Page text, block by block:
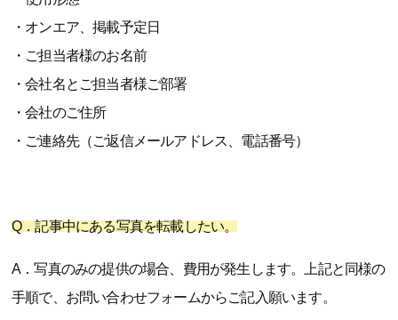
・オンエア、掲載予定日
・ご担当者様のお名前
・会社名とご担当者様ご部署
・会社のご住所
・ご連絡先（ご返信メールアドレス、電話番号）
Q．記事中にある写真を転載したい。
A．写真のみの提供の場合、費用が発生します。上記と同様の
手順で、お問い合わせフォームからご記入願います。